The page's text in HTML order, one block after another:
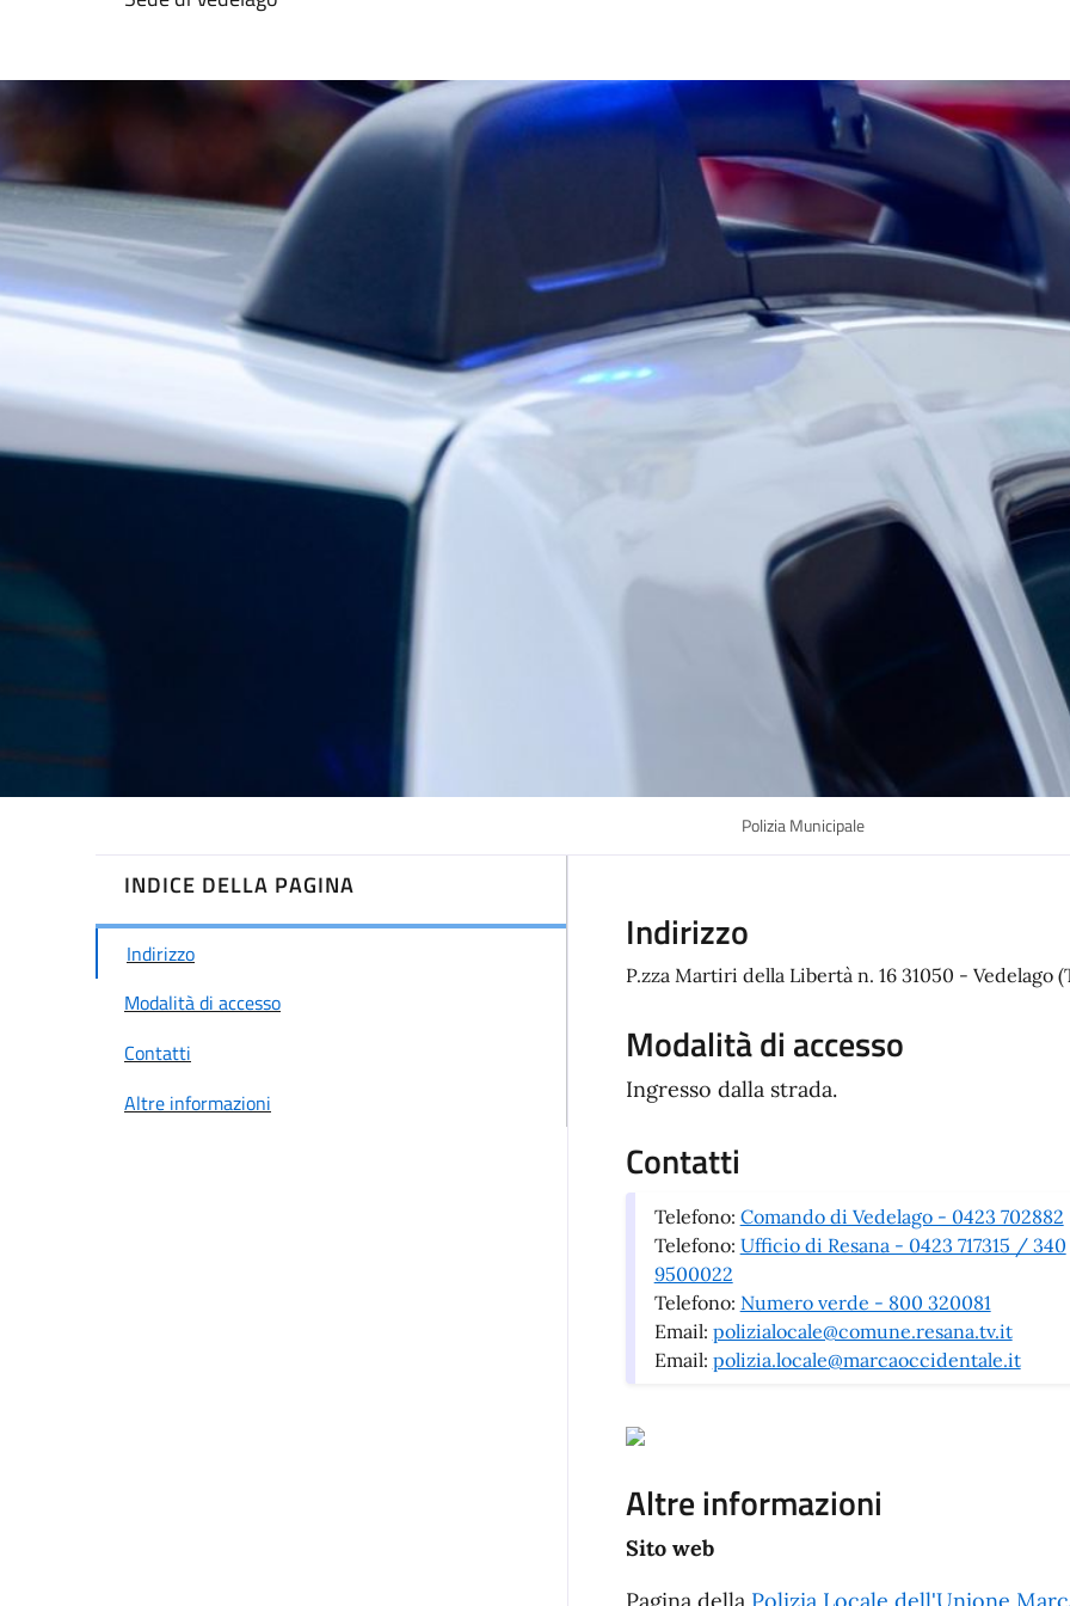
Polizia Municipale
INDICE DELLA PAGINA
Indirizzo
Modalità di accesso
Contatti
Altre informazioni
Indirizzo
P.zza Martiri della Libertà n. 16 31050 - Vedelago
Modalità di accesso
Ingresso dalla strada.
Contatti
Telefono: Comando di Vedelago - 0423 702882
Telefono: Ufficio di Resana - 0423 717315 / 340
9500022
Telefono: Numero verde - 800 320081
Email: polizialocale@comune.resana.tv.it
Email: polizia.locale@marcaoccidentale.it
Altre informazioni
Sito web